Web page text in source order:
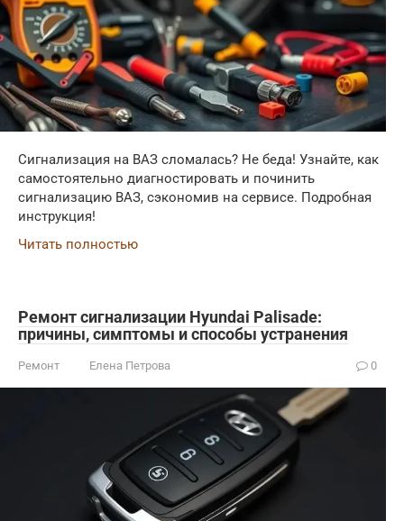
Сигнализация на ВАЗ сломалась? Не беда! Узнайте, как
самостоятельно диагностировать и починить
сигнализацию ВАЗ, сэкономив на сервисе. Подробная
инструкция!
Читать полностью
Ремонт сигнализации Hyundai Palisade:
причины, симптомы и способы устранения
Ремонт Елена Петрова 0